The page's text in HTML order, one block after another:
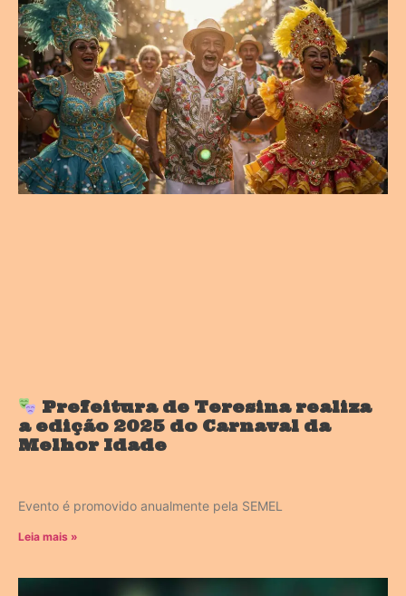
Prefeitura de Teresina realiza
a edição 2025 do Carnaval da
Melhor Idade
Evento é promovido anualmente pela SEMEL
Leia mais »